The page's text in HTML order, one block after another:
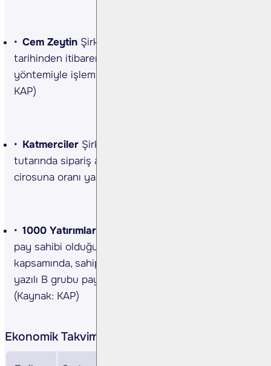
Cem Zeytin Şirket payları 09/09/2024 (bugün)
tarihinden itibaren Yıldız Pazar’da sürekli işlem
yöntemiyle işlem görmeye başlayacaktır. (Kaynak:
KAP)
Katmerciler Şirket, yurt dışı kaynaklı 192,2mn TL
tutarında sipariş almıştır. Alınan siparişin 2023
cirosuna oranı yaklaşık %12,6’dır. (Kaynak: KAP)
1000 Yatırımlar Holding
pay sahibi olduğu Bin Ulaşım paylarının halka arzı
kapsamında, sahip olunan 4.75mn adet hamiline
yazılı B grubu payın satılmasına karar vermiştir.
(Kaynak: KAP)
Ekonomik Takvim